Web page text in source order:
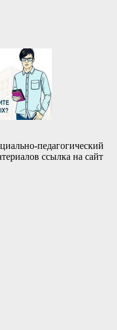
педагогический
ссылка на сайт